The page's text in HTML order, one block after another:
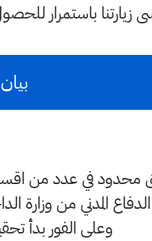
زيارتنا باستمرار
في عدد من اقسام
المدني من وزارة
وعلى الفور بدأ